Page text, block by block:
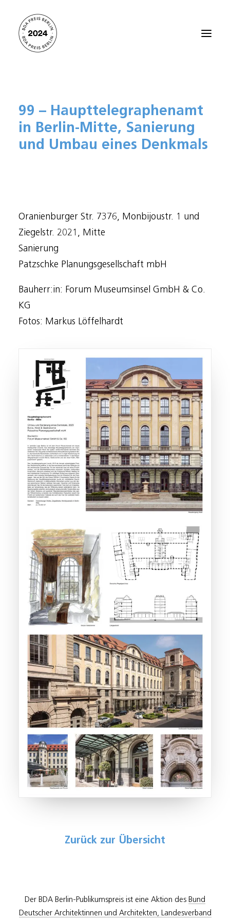
Alle Projekte 2024
Preisträger:innen 2021
Preisträger:innen 2018
Kontakt
99 – Haupttelegraphenamt
in Berlin-Mitte, Sanierung
und Umbau eines Denkmals
Oranienburger Str. 7376, Monbijoustr. 1 und
Ziegelstr. 2021, Mitte
Sanierung
Patzschke Planungsgesellschaft mbH
Bauherr:in: Forum Museumsinsel GmbH & Co.
KG
Fotos: Markus Löffelhardt
Zurück zur Übersicht
Der BDA Berlin-Publikumspreis ist eine Aktion des Bund
Deutscher Architektinnen und Architekten, Landesverband